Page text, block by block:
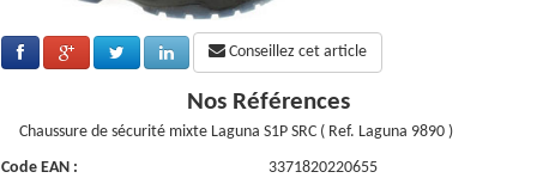
Conseillez cet article
Nos Références
Chaussure de sécurité mixte Laguna S1P SRC ( Ref. Laguna 9890 )
Code EAN :
3371820220655